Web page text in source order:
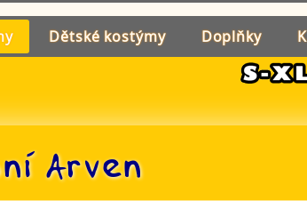
Dětské kostýmy Doplňky
Arven